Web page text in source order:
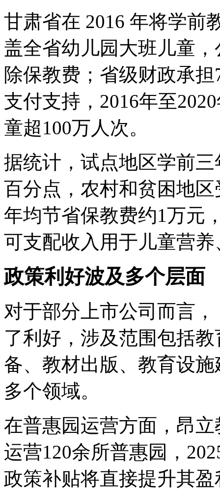
甘肃省在 2016 年将学前
盖全省幼儿园大班儿童
除保教费；省级财政承
支付支持，2016年至
童超100万人次。
据统计，试点地区学前
百分点，农村和贫困地
年均节省保教费约1万元
可支配收入用于儿童营
政策利好波及多个层面
对于部分上市公司而言
了利好，涉及范围包括
备、教材出版、教育设
多个领域。
在普惠园运营方面，昂
运营120余所普惠园，
政策补贴将直接提升其